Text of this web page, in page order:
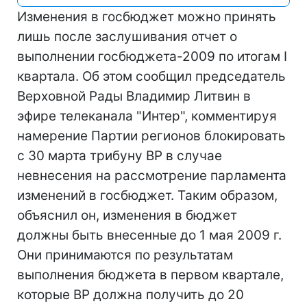
Изменения в госбюджет можно принять
лишь после заслушивания отчет о
выполнении госбюджета-2009 по итогам I
квартала. Об этом сообщил председатель
Верховной Рады Владимир Литвин в
эфире телеканала "Интер", комментируя
намерение Партии регионов блокировать
с 30 марта трибуну ВР в случае
невнесения на рассмотрение парламента
изменений в госбюджет. Таким образом,
объяснил он, изменения в бюджет
должны быть внесенные до 1 мая 2009 г.
Они принимаются по результатам
выполнения бюджета в первом квартале,
которые ВР должна получить до 20